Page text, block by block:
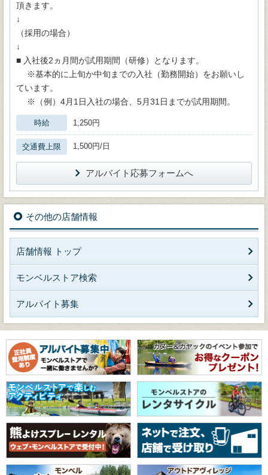
頂きます。
↓
（採用の場合）
↓
■ 入社後2ヵ月間が試用期間（研修）となります。
※基本的に上旬か中旬までの入社（勤務開始）をお願いし
ています。
※（例）4月1日入社の場合、5月31日までが試用期間。
時給 1,250円
交通費上限 1,500円/日
アルバイト応募フォームへ
その他の店舗情報
店舗情報 トップ
モンベルストア検索
アルバイト募集